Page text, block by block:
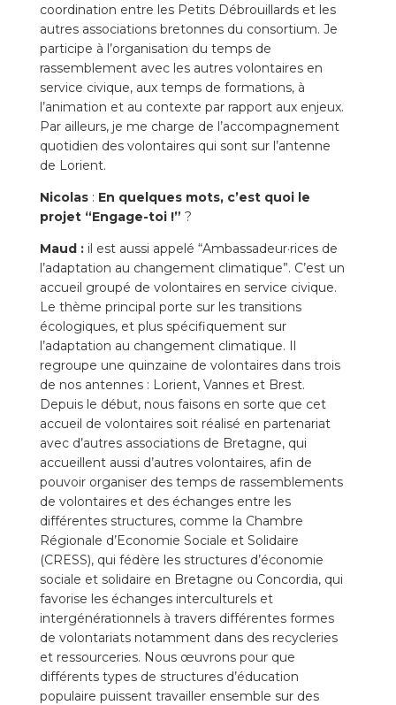
coordination entre les Petits Débrouillards et les
autres associations bretonnes du consortium. Je
participe à l’organisation du temps de
rassemblement avec les autres volontaires en
service civique, aux temps de formations, à
l’animation et au contexte par rapport aux enjeux.
Par ailleurs, je me charge de l’accompagnement
quotidien des volontaires qui sont sur l’antenne
de Lorient.
Nicolas : En quelques mots, c’est quoi le
projet “Engage-toi !” ?
Maud : il est aussi appelé “Ambassadeur·rices de
l’adaptation au changement climatique”. C’est un
accueil groupé de volontaires en service civique.
Le thème principal porte sur les transitions
écologiques, et plus spécifiquement sur
l’adaptation au changement climatique. Il
regroupe une quinzaine de volontaires dans trois
de nos antennes : Lorient, Vannes et Brest.
Depuis le début, nous faisons en sorte que cet
accueil de volontaires soit réalisé en partenariat
avec d’autres associations de Bretagne, qui
accueillent aussi d’autres volontaires, afin de
pouvoir organiser des temps de rassemblements
de volontaires et des échanges entre les
différentes structures, comme la Chambre
Régionale d’Economie Sociale et Solidaire
(CRESS), qui fédère les structures d’économie
sociale et solidaire en Bretagne ou Concordia, qui
favorise les échanges interculturels et
intergénérationnels à travers différentes formes
de volontariats notamment dans des recycleries
et ressourceries. Nous œuvrons pour que
différents types de structures d’éducation
populaire puissent travailler ensemble sur des